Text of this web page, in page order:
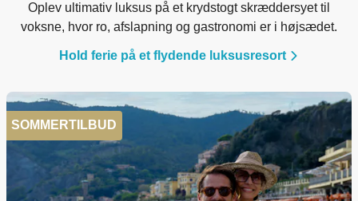
Oplev ultimativ luksus på et krydstogt skræddersyet til
voksne, hvor ro, afslapning og gastronomi er i højsædet.
Hold ferie på et flydende luksusresort
SOMMERTILBUD